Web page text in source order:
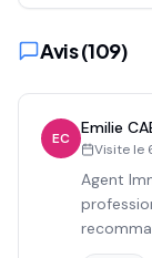
Avis (109)
EC
Emilie
Visite le
Agent